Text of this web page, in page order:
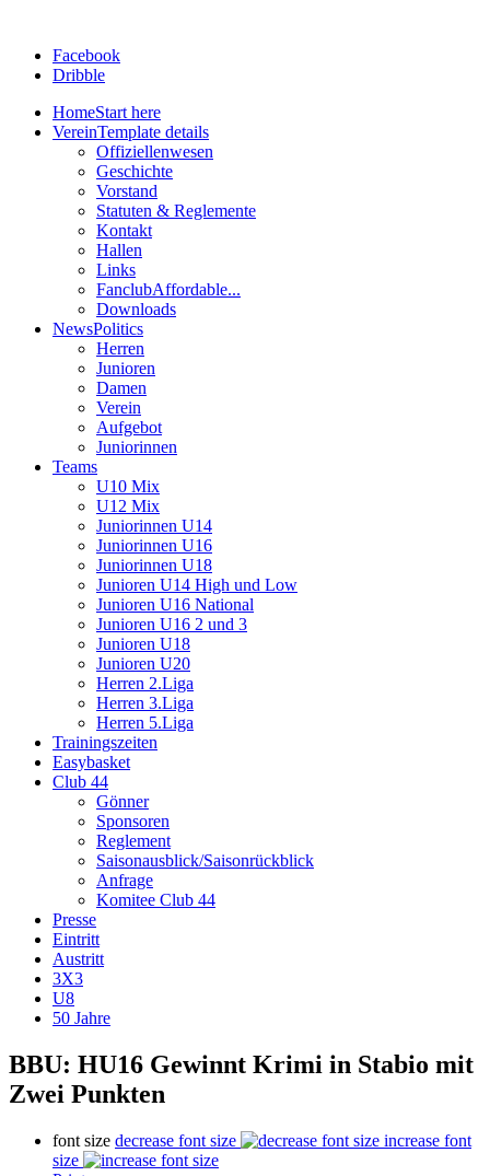
Facebook
Dribble
HomeStart here
VereinTemplate details
Offiziellenwesen
Geschichte
Vorstand
Statuten & Reglemente
Kontakt
Hallen
Links
FanclubAffordable...
Downloads
NewsPolitics
Herren
Junioren
Damen
Verein
Aufgebot
Juniorinnen
Teams
U10 Mix
U12 Mix
Juniorinnen U14
Juniorinnen U16
Juniorinnen U18
Junioren U14 High und Low
Junioren U16 National
Junioren U16 2 und 3
Junioren U18
Junioren U20
Herren 2.Liga
Herren 3.Liga
Herren 5.Liga
Trainingszeiten
Easybasket
Club 44
Gönner
Sponsoren
Reglement
Saisonausblick/Saisonrückblick
Anfrage
Komitee Club 44
Presse
Eintritt
Austritt
3X3
U8
50 Jahre
BBU: HU16 Gewinnt Krimi in Stabio mit
Zwei Punkten
font size decrease font size
increase font
size